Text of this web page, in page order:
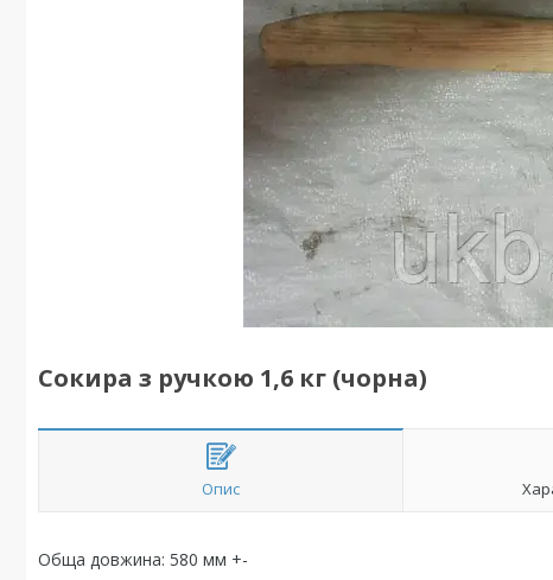
Сокира з ручкою 1,6 кг (чорна)
Опис
Обща довжина: 580 мм +-